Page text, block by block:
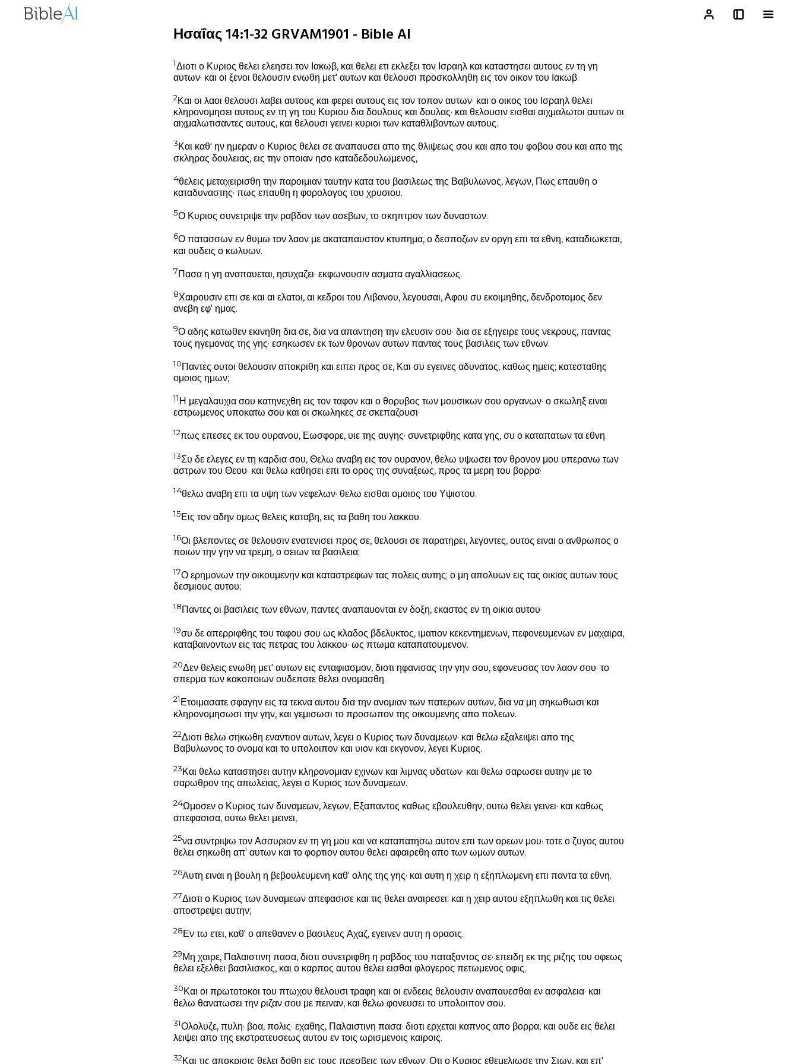
Ησαΐας 14:1-32 GRVAM1901 - Bible AI
1Διοτι ο Κυριος θελει ελεησει τον Ιακωβ, και θελει ετι εκλεξει τον Ισραηλ και καταστησει αυτους εν τη γη
αυτων· και οι ξενοι θελουσιν ενωθη μετ' αυτων και θελουσι προσκολληθη εις τον οικον του Ιακωβ.
2Και οι λαοι θελουσι λαβει αυτους και φερει αυτους εις τον τοπον αυτων· και ο οικος του Ισραηλ θελει
κληρονομησει αυτους εν τη γη του Κυριου δια δουλους και δουλας· και θελουσιν εισθαι αιχμαλωτοι αυτων οι
αιχμαλωτισαντες αυτους, και θελουσι γεινει κυριοι των καταθλιβοντων αυτους.
3Και καθ' ην ημεραν ο Κυριος θελει σε αναπαυσει απο της θλιψεως σου και απο του φοβου σου και απο της
σκληρας δουλειας, εις την οποιαν ησο καταδεδουλωμενος,
4θελεις μεταχειρισθη την παροιμιαν ταυτην κατα του βασιλεως της Βαβυλωνος, λεγων, Πως επαυθη ο
καταδυναστης· πως επαυθη η φορολογος του χρυσιου.
5Ο Κυριος συνετριψε την ραβδον των ασεβων, το σκηπτρον των δυναστων.
6Ο πατασσων εν θυμω τον λαον με ακαταπαυστον κτυπημα, ο δεσποζων εν οργη επι τα εθνη, καταδιωκεται,
και ουδεις ο κωλυων.
7Πασα η γη αναπαυεται, ησυχαζει· εκφωνουσιν ασματα αγαλλιασεως.
8Χαιρουσιν επι σε και αι ελατοι, αι κεδροι του Λιβανου, λεγουσαι, Αφου συ εκοιμηθης, δενδροτομος δεν
ανεβη εφ' ημας.
9Ο αδης κατωθεν εκινηθη δια σε, δια να απαντηση την ελευσιν σου· δια σε εξηγειρε τους νεκρους, παντας
τους ηγεμονας της γης· εσηκωσεν εκ των θρονων αυτων παντας τους βασιλεις των εθνων.
10Παντες ουτοι θελουσιν αποκριθη και ειπει προς σε, Και συ εγεινες αδυνατος, καθως ημεις; κατεσταθης
ομοιος ημων;
11 Η μεγαλαυχια σου κατηνεχθη εις τον ταφον και ο θορυβος των μουσικων σου οργανων· ο σκωληξ ειναι
εστρωμενος υποκατω σου και οι σκωληκες σε σκεπαζουσι·
12πως επεσες εκ του ουρανου, Εωσφορε, υιε της αυγης· συνετριφθης κατα γης, συ ο καταπατων τα εθνη.
13Συ δε ελεγες εν τη καρδια σου, Θελω αναβη εις τον ουρανον, θελω υψωσει τον θρονον μου υπερανω των
αστρων του Θεου· και θελω καθησει επι το ορος της συναξεως, προς τα μερη του βορρα·
14θελω αναβη επι τα υψη των νεφελων· θελω εισθαι ομοιος του Υψιστου.
15Εις τον αδην ομως θελεις καταβη, εις τα βαθη του λακκου.
16Οι βλεποντες σε θελουσιν ενατενισει προς σε, θελουσι σε παρατηρει, λεγοντες, ουτος ειναι ο ανθρωπος ο
ποιων την γην να τρεμη, ο σειων τα βασιλεια;
17Ο ερημονων την οικουμενην και καταστρεφων τας πολεις αυτης; ο μη απολυων εις τας οικιας αυτων τους
δεσμιους αυτου;
18Παντες οι βασιλεις των εθνων, παντες αναπαυονται εν δοξη, εκαστος εν τη οικια αυτου·
19συ δε απερριφθης του ταφου σου ως κλαδος βδελυκτος, ιματιον κεκεντημενων, πεφονευμενων εν μαχαιρα,
καταβαινοντων εις τας πετρας του λακκου· ως πτωμα καταπατουμενον.
20Δεν θελεις ενωθη μετ' αυτων εις ενταφιασμον, διοτι ηφανισας την γην σου, εφονευσας τον λαον σου· το
σπερμα των κακοποιων ουδεποτε θελει ονομασθη.
21 Ετοιμασατε σφαγην εις τα τεκνα αυτου δια την ανομιαν των πατερων αυτων, δια να μη σηκωθωσι και
κληρονομησωσι την γην, και γεμισωσι το προσωπον της οικουμενης απο πολεων.
22Διοτι θελω σηκωθη εναντιον αυτων, λεγει ο Κυριος των δυναμεων· και θελω εξαλειψει απο της
Βαβυλωνος το ονομα και το υπολοιπον και υιον και εκγονον, λεγει Κυριος.
23Και θελω καταστησει αυτην κληρονομιαν εχινων και λιμνας υδατων· και θελω σαρωσει αυτην με το
σαρωθρον της απωλειας, λεγει ο Κυριος των δυναμεων.
24Ωμοσεν ο Κυριος των δυναμεων, λεγων, Εξαπαντος καθως εβουλευθην, ουτω θελει γεινει· και καθως
απεφασισα, ουτω θελει μεινει,
25να συντριψω τον Ασσυριον εν τη γη μου και να καταπατησω αυτον επι των ορεων μου· τοτε ο ζυγος αυτου
θελει σηκωθη απ' αυτων και το φορτιον αυτου θελει αφαιρεθη απο των ωμων αυτων.
26Αυτη ειναι η βουλη η βεβουλευμενη καθ' ολης της γης· και αυτη η χειρ η εξηπλωμενη επι παντα τα εθνη.
27Διοτι ο Κυριος των δυναμεων απεφασισε και τις θελει αναιρεσει; και η χειρ αυτου εξηπλωθη και τις θελει
αποστρεψει αυτην;
28Εν τω ετει, καθ' ο απεθανεν ο βασιλευς Αχαζ, εγεινεν αυτη η ορασις.
29Μη χαιρε, Παλαιστινη πασα, διοτι συνετριφθη η ραβδος του παταξαντος σε· επειδη εκ της ριζης του οφεως
θελει εξελθει βασιλισκος, και ο καρπος αυτου θελει εισθαι φλογερος πετωμενος οφις.
30Και οι πρωτοτοκοι του πτωχου θελουσι τραφη και οι ενδεεις θελουσιν αναπαυεσθαι εν ασφαλεια· και
θελω θανατωσει την ριζαν σου με πειναν, και θελω φονευσει το υπολοιπον σου.
31Ολολυζε, πυλη· βοα, πολις· εχαθης, Παλαιστινη πασα· διοτι ερχεται καπνος απο βορρα, και ουδε εις θελει
λειψει απο της εκστρατευσεως αυτου εν τοις ωρισμενοις καιροις.
32Και τις αποκρισις θελει δοθη εις τους πρεσβεις των εθνων; Οτι ο Κυριος εθεμελιωσε την Σιων, και επ'